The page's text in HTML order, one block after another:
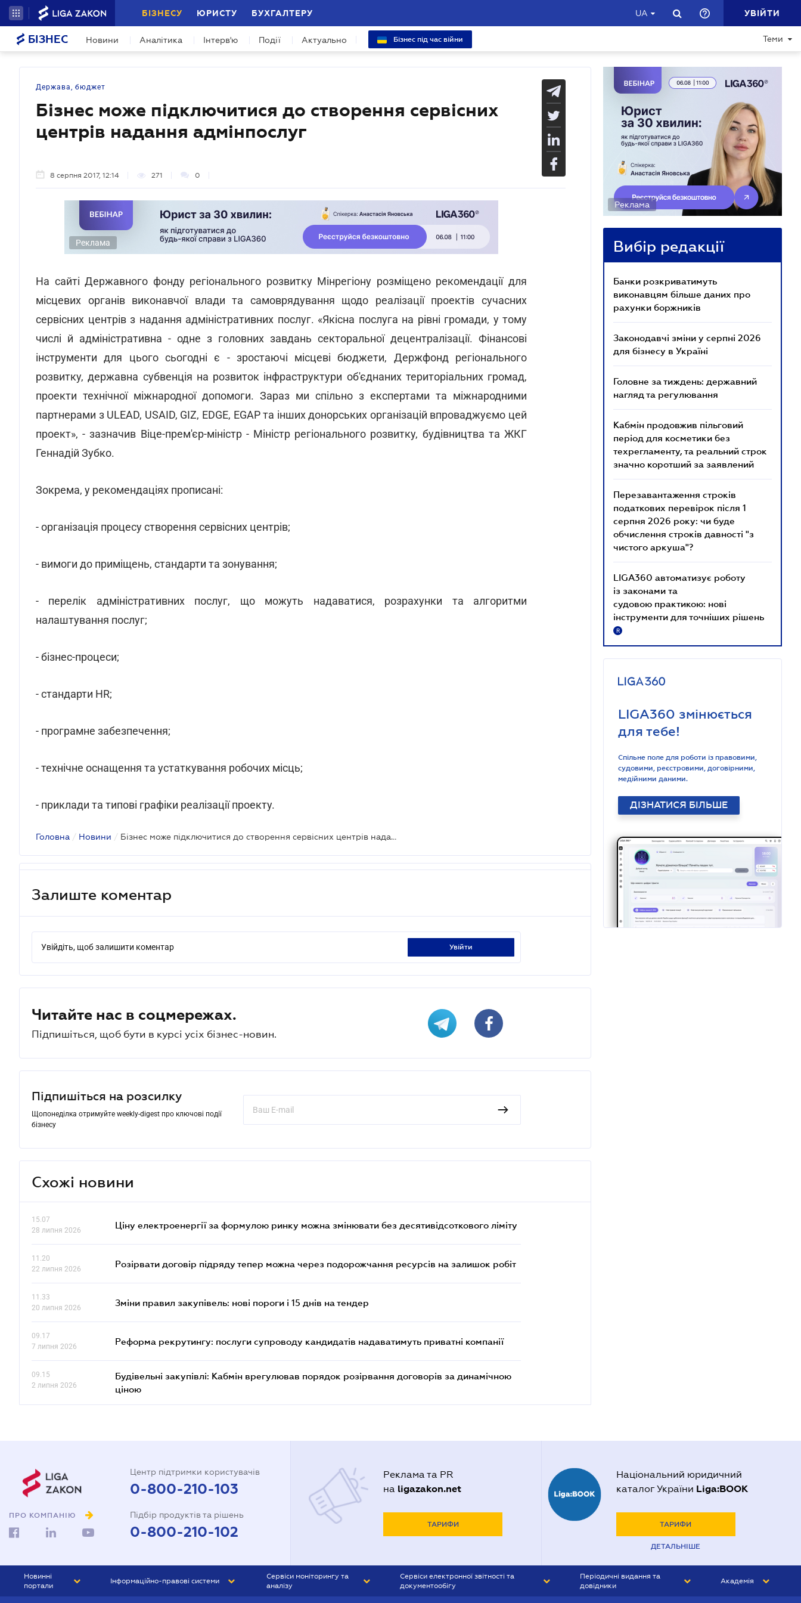
БІЗНЕСУ ЮРИСТУ БУХГАЛТЕРУ UA УВІЙТИ
БІЗНЕС Новини Аналітика Інтерв'ю Події Актуально Бізнес під час війни Теми
Держава, бюджет
Бізнес може підключитися до створення сервісних
центрів надання адмінпослуг
8 серпня 2017, 12:14 271 0
Реклама
На сайті Державного фонду регіонального розвитку Мінрегіону розміщено рекомендації для
місцевих органів виконавчої влади та самоврядування щодо реалізації проектів сучасних
сервісних центрів з надання адміністративних послуг. «Якісна послуга на рівні громади, у тому
числі й адміністративна - одне з головних завдань секторальної децентралізації. Фінансові
інструменти для цього сьогодні є - зростаючі місцеві бюджети, Держфонд регіонального
розвитку, державна субвенція на розвиток інфраструктури об'єднаних територіальних громад,
проекти технічної міжнародної допомоги. Зараз ми спільно з експертами та міжнародними
партнерами з ULEAD, USAID, GIZ, EDGE, EGAP та інших донорських організацій впроваджуємо цей
проект», - зазначив Віце-прем'єр-міністр - Міністр регіонального розвитку, будівництва та ЖКГ
Геннадій Зубко.
Зокрема, у рекомендаціях прописані:
- організація процесу створення сервісних центрів;
- вимоги до приміщень, стандарти та зонування;
- перелік адміністративних послуг, що можуть надаватися, розрахунки та алгоритми
налаштування послуг;
- бізнес-процеси;
- стандарти HR;
- програмне забезпечення;
- технічне оснащення та устаткування робочих місць;
- приклади та типові графіки реалізації проекту.
Головна / Новини / Бізнес може підключитися до створення сервісних центрів надання адмінпослуг
Залиште коментар
Увійдіть, щоб залишити коментар увійти
Читайте нас в соцмережах.
Підпишіться, щоб бути в курсі усіх бізнес-новин.
Підпишіться на розсилку
Щопонеділка отримуйте weekly-digest про ключові події
бізнесу
Схожі новини
15.07
28 липня 2026
Ціну електроенергії за формулою ринку можна змінювати без десятивідсоткового ліміту
11.20
22 липня 2026
Розірвати договір підряду тепер можна через подорожчання ресурсів на залишок робіт
11.33
20 липня 2026
Зміни правил закупівель: нові пороги і 15 днів на тендер
09.17
7 липня 2026
Реформа рекрутингу: послуги супроводу кандидатів надаватимуть приватні компанії
09.15
2 липня 2026
Будівельні закупівлі: Кабмін врегулював порядок розірвання договорів за динамічною
ціною
Реклама
Вибір редакції
Банки розкриватимуть
виконавцям більше даних про
рахунки боржників
Законодавчі зміни у серпні 2026
для бізнесу в Україні
Головне за тиждень: державний
нагляд та регулювання
Кабмін продовжив пільговий
період для косметики без
техрегламенту, та реальний строк
значно коротший за заявлений
Перезавантаження строків
податкових перевірок після 1
серпня 2026 року: чи буде
обчислення строків давності "з
чистого аркуша"?
LIGA360 автоматизує роботу
із законами та
судовою практикою: нові
інструменти для точніших рішень
R
LIGA360 змінюється
для тебе!
Спільне поле для роботи із правовими,
судовими, реєстровими, договірними,
медійними даними.
ДІЗНАТИСЯ БІЛЬШЕ
ПРО КОМПАНІЮ
Центр підтримки користувачів
0-800-210-103
Підбір продуктів та рішень
0-800-210-102
Реклама та PR
на ligazakon.net
ТАРИФИ
Національний юридичний
каталог України Liga:BOOK
ТАРИФИ
ДЕТАЛЬНІШЕ
Новинні
портали
Інформаційно-правові системи
Сервіси моніторингу та
аналізу
Сервіси електронної звітності та
документообігу
Періодичні видання та
довідники
Академія